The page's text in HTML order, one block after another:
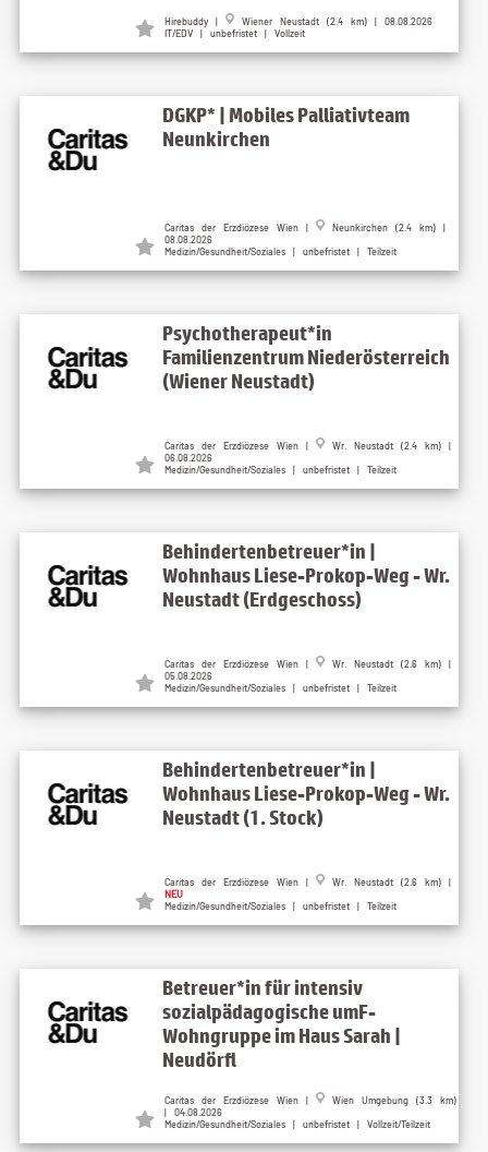
Hirebuddy |
Wiener Neustadt (2.4 km) | 08.08.2026
IT/EDV | unbefristet | Vollzeit
DGKP* | Mobiles Palliativteam
Neunkirchen
Caritas der Erzdiözese Wien |
Neunkirchen (2.4 km) |
08.08.2026
Medizin/Gesundheit/Soziales | unbefristet | Teilzeit
Psychotherapeut*in
Familienzentrum Niederösterreich
(Wiener Neustadt)
Caritas der Erzdiözese Wien |
Wr. Neustadt (2.4 km) |
06.08.2026
Medizin/Gesundheit/Soziales | unbefristet | Teilzeit
Behindertenbetreuer*in |
Wohnhaus Liese-Prokop-Weg - Wr.
Neustadt (Erdgeschoss)
Caritas der Erzdiözese Wien |
Wr. Neustadt (2.6 km) |
05.08.2026
Medizin/Gesundheit/Soziales | unbefristet | Teilzeit
Behindertenbetreuer*in |
Wohnhaus Liese-Prokop-Weg - Wr.
Neustadt (1. Stock)
Caritas der Erzdiözese Wien |
Wr. Neustadt (2.6 km) |
NEU
Medizin/Gesundheit/Soziales | unbefristet | Teilzeit
Betreuer*in für intensiv
sozialpädagogische umF-
Wohngruppe im Haus Sarah |
Neudörfl
Caritas der Erzdiözese Wien |
Wien Umgebung (3.3 km)
| 04.08.2026
Medizin/Gesundheit/Soziales | unbefristet | Vollzeit/Teilzeit